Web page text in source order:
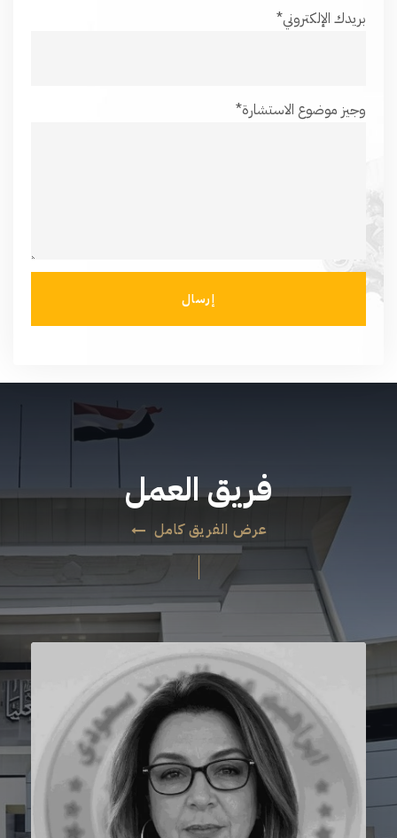
2
بريدك الإلكتروني*
وجيز موضوع الاستشارة*
فريق العمل
عرض الفريق كامل